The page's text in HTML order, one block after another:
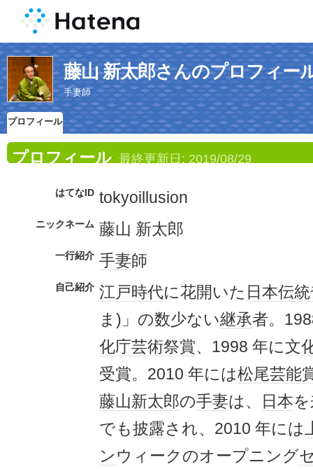
藤山 新太郎さんのプロフィー
手妻師
プロフィール
プロフィール 最終更新日: 2019/08/29
はてなID tokyoillusion
ニックネーム 藤山 新太郎
一行紹介 手妻師
自己紹介 江戸時代に花開いた 日本伝統
ま)」の数少ない継承者。
化庁芸術祭賞、1998 年に文
受賞。2010 年には松尾芸能
藤山新太郎の手妻は、 日本
でも披露され、2010 年には
ンウィークのオープニング